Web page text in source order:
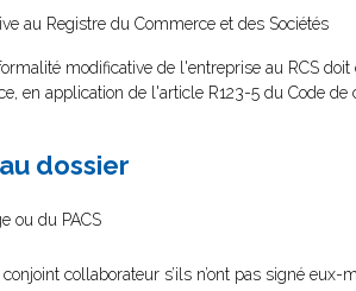
au Registre du Commerce et des Sociétés
modificative de l'entreprise au RCS doit
en application de l'article R123-5 du Code
dossier
ou du PACS
collaborateur s’ils n’ont pas signé eux-